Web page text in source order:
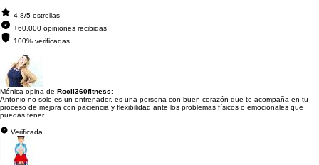
4.8/5 estrellas
+60.000 opiniones recibidas
100% verificadas
Mónica opina de Rocli360fitness:
Antonio no solo es un entrenador, es una persona con buen corazón que te acompaña en tu
proceso de mejora con paciencia y flexibilidad ante los problemas físicos o emocionales que
puedas tener.
Verificada